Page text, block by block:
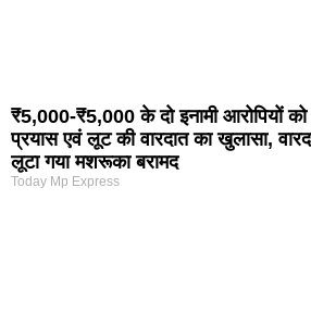
₹5,000-₹5,000 के दो इनामी आरोपियों को
प्रयास एवं लूट की वारदात का खुलासा,
लूटा गया मशरूका बरामद
Today Mp Express